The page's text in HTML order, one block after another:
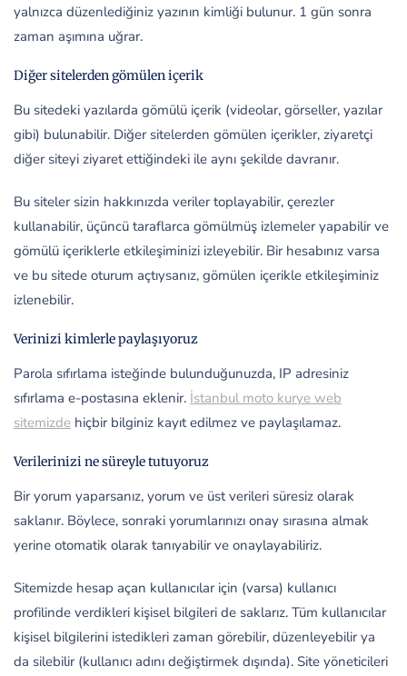
yalnızca düzenlediğiniz yazının kimliği bulunur. 1 gün sonra
zaman aşımına uğrar.
Diğer sitelerden gömülen içerik
Bu sitedeki yazılarda gömülü içerik (videolar, görseller, yazılar
gibi) bulunabilir. Diğer sitelerden gömülen içerikler, ziyaretçi
diğer siteyi ziyaret ettiğindeki ile aynı şekilde davranır.
Bu siteler sizin hakkınızda veriler toplayabilir, çerezler
kullanabilir, üçüncü taraflarca gömülmüş izlemeler yapabilir ve
gömülü içeriklerle etkileşiminizi izleyebilir. Bir hesabınız varsa
ve bu sitede oturum açtıysanız, gömülen içerikle etkileşiminiz
izlenebilir.
Verinizi kimlerle paylaşıyoruz
Parola sıfırlama isteğinde bulunduğunuzda, IP adresiniz
sıfırlama e-postasına eklenir. İstanbul moto kurye web
sitemizde hiçbir bilginiz kayıt edilmez ve paylaşılamaz.
Verilerinizi ne süreyle tutuyoruz
Bir yorum yaparsanız, yorum ve üst verileri süresiz olarak
saklanır. Böylece, sonraki yorumlarınızı onay sırasına almak
yerine otomatik olarak tanıyabilir ve onaylayabiliriz.
Sitemizde hesap açan kullanıcılar için (varsa) kullanıcı
profilinde verdikleri kişisel bilgileri de saklarız. Tüm kullanıcılar
kişisel bilgilerini istedikleri zaman görebilir, düzenleyebilir ya
da silebilir (kullanıcı adını değiştirmek dışında). Site yöneticileri